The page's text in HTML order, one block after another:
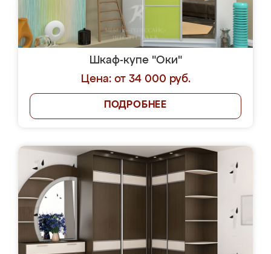
Шкаф-купе "Оки"
Цена: от 34 000 руб.
ПОДРОБНЕЕ